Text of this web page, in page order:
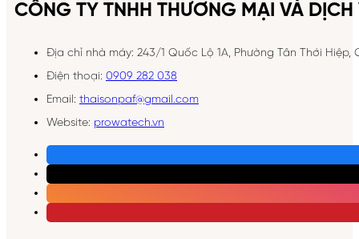
CÔNG TY TNHH THƯƠNG MẠI VÀ DỊCH
Địa chỉ nhà máy: 243/1 Quốc Lộ 1A, Phường Tân Thới Hiệp,
Điện thoại: 0909 282 038
Email: thaisonpaf@gmail.com
Website: prowatech.vn